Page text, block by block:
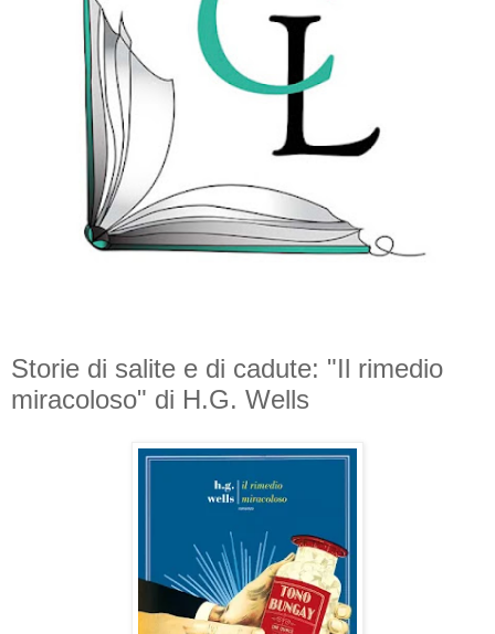
Storie di salite e di cadute: "Il rimedio
miracoloso" di H.G. Wells